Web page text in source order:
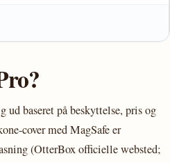
ud baseret på beskyttelse, pris og
cover med MagSafe er
(OtterBox officielle websted;